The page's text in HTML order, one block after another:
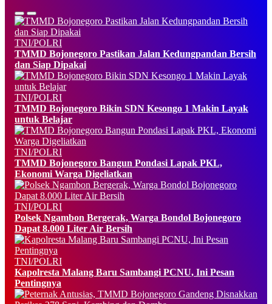
TNI/POLRI
TMMD Bojonegoro Pastikan Jalan Kedungpandan Bersih
dan Siap Dipakai
TNI/POLRI
TMMD Bojonegoro Bikin SDN Kesongo 1 Makin Layak
untuk Belajar
TNI/POLRI
TMMD Bojonegoro Bangun Pondasi Lapak PKL,
Ekonomi Warga Digeliatkan
TNI/POLRI
Polsek Ngambon Bergerak, Warga Bondol Bojonegoro
Dapat 8.000 Liter Air Bersih
TNI/POLRI
Kapolresta Malang Baru Sambangi PCNU, Ini Pesan
Pentingnya